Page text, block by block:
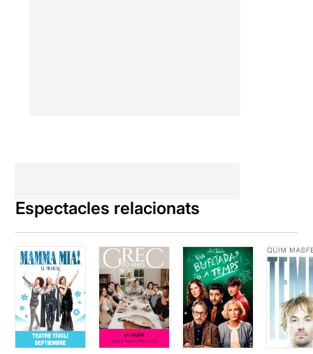
Espectacles relacionats